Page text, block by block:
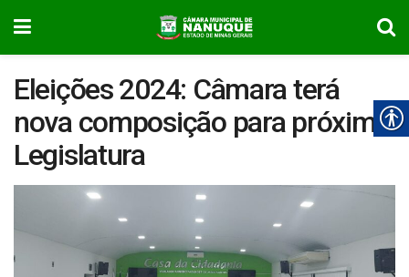
Eleições 2024: Câmara terá
nova composição para próxima
Legislatura